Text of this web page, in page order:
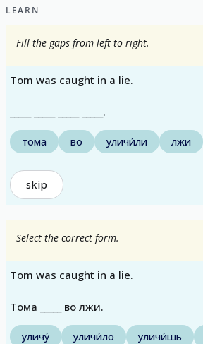
LEARN
Fill the gaps from left to right.
Tom was caught in a lie.
_____ _____ _____ _____.
тома во уличи́ли лжи
skip
Select the correct form.
Tom was caught in a lie.
Тома _____ во лжи.
уличу́ уличи́ло уличи́шь